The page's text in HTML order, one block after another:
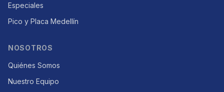
Especiales
Pico y Placa Medellín
NOSOTROS
Quiénes Somos
Nuestro Equipo